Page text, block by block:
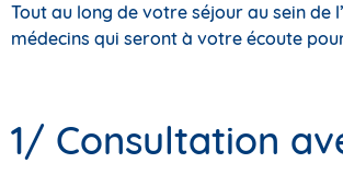
Tout au long de votre séjour au sein de
médecins qui seront à votre écoute
1/ Consultation